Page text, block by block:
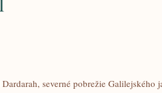
severné pobrežie Galilejského